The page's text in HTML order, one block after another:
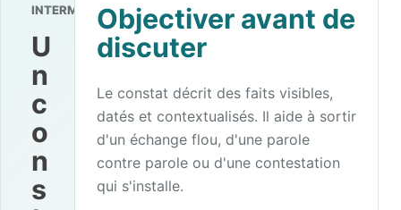
INTERMEDIANCE
U
n
c
o
n
s
Objectiver avant de
discuter
Le constat décrit des faits visibles,
datés et contextualisés. Il aide à sortir
d'un échange flou, d'une parole
contre parole ou d'une contestation
qui s'installe.